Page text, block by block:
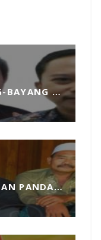
SUMENEP GELAP, BAYANG-BAYANG MATAHARI KEMBAR HANTUI PENGANGKATAN SEKDA
APA YANG DISEBUT DENGAN PANDANGAN DUNIA, MARI KITA ULAS SECARA SEDERHANA